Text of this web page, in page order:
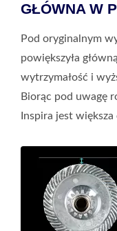
GŁÓWNA W
Pod oryginalnym
powiększyła
wytrzymałość i
Biorąc pod uwagę
Inspira jest